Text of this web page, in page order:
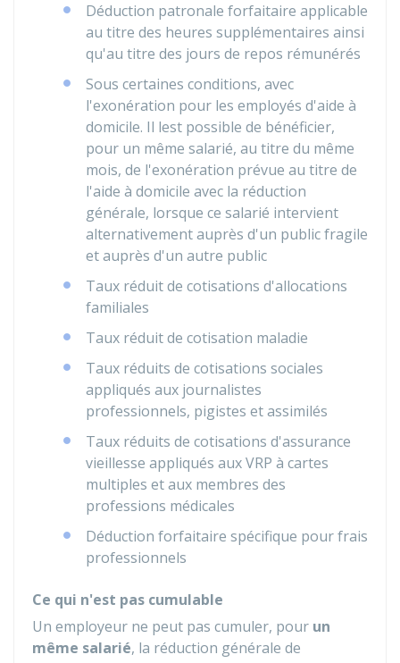
Déduction patronale forfaitaire applicable
au titre des heures supplémentaires ainsi
qu'au titre des jours de repos rémunérés
Sous certaines conditions, avec
l'exonération pour les employés d'aide à
domicile. Il lest possible de bénéficier,
pour un même salarié, au titre du même
mois, de l'exonération prévue au titre de
l'aide à domicile avec la réduction
générale, lorsque ce salarié intervient
alternativement auprès d'un public fragile
et auprès d'un autre public
Taux réduit de cotisations d'allocations
familiales
Taux réduit de cotisation maladie
Taux réduits de cotisations sociales
appliqués aux journalistes
professionnels, pigistes et assimilés
Taux réduits de cotisations d'assurance
vieillesse appliqués aux VRP à cartes
multiples et aux membres des
professions médicales
Déduction forfaitaire spécifique pour frais
professionnels
Ce qui n'est pas cumulable
Un employeur ne peut pas cumuler, pour un
même salarié, la réduction générale de